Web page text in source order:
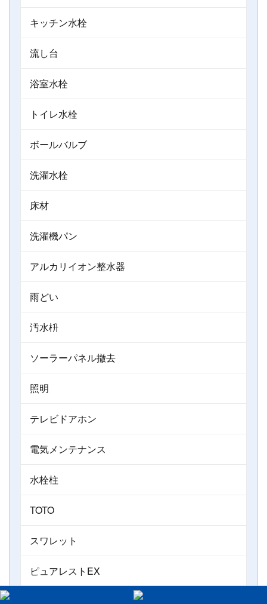
キッチン水栓
流し台
浴室水栓
トイレ水栓
ボールバルブ
洗濯水栓
床材
洗濯機パン
アルカリイオン整水器
雨どい
汚水枡
ソーラーパネル撤去
照明
テレビドアホン
電気メンテナンス
水栓柱
TOTO
スワレット
ピュアレストEX